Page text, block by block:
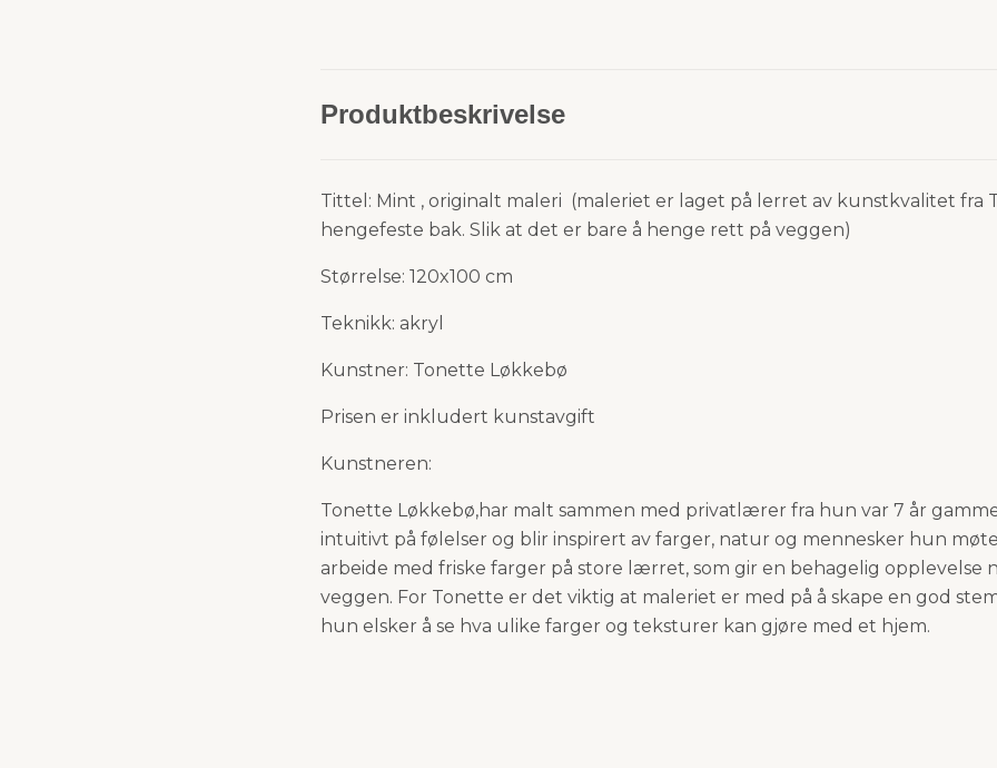
Produktbeskrivelse
Tittel: Mint , originalt maleri (maleriet er laget på lerret av kunstkvalitet fra
hengefeste bak. Slik at det er bare å henge rett på veggen)
Størrelse: 120x100 cm
Teknikk: akryl
Kunstner: Tonette Løkkebø
Prisen er inkludert kunstavgift
Kunstneren:
Tonette Løkkebø,har malt sammen med privatlærer fra hun var 7 år
intuitivt på følelser og blir inspirert av farger, natur og mennesker hun
arbeide med friske farger på store lærret, som gir en behagelig opplevelse
veggen. For Tonette er det viktig at maleriet er med på å skape en god
hun elsker å se hva ulike farger og teksturer kan gjøre med et hjem.